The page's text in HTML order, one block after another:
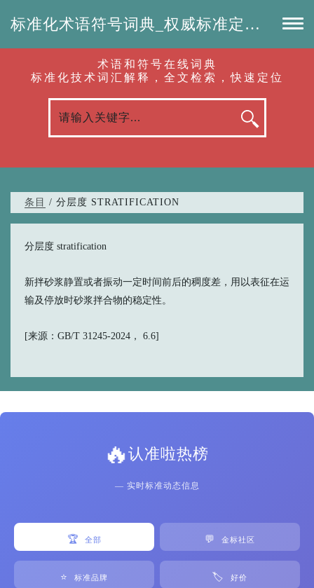
标准化术语符号词典_权威标准定义_专业词汇查询-认准啦（RenZhunLa.com）
术语和符号在线词典
标准化技术词汇解释，全文检索，快速定位
条目 / 分层度 STRATIFICATION
分层度 stratification
新拌砂浆静置或者振动一定时间前后的稠度差，用以表征在运
输及停放时砂浆拌合物的稳定性。
[来源：GB/T 31245-2024， 6.6]
🔥认准啦热榜
— 实时标准动态信息
🏆 全部 💬 金标社区
⭐ 标准品牌 🏷️ 好价